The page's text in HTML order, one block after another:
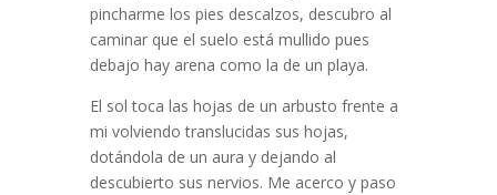
pincharme los pies descalzos, descubro al
caminar que el suelo está mullido pues
debajo hay arena como la de un playa.
El sol toca las hojas de un arbusto frente a
mi volviendo translucidas sus hojas,
dotándola de un aura y dejando al
descubierto sus nervios. Me acerco y paso